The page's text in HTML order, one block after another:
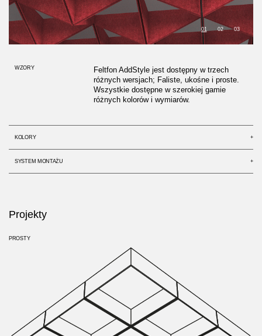
WZORY
Feltfon AddStyle jest dostępny w trzech
różnych wersjach; Faliste, ukośne i proste.
Wszystkie dostępne w szerokiej gamie
różnych kolorów i wymiarów.
KOLORY +
SYSTEM MONTAŻU +
01 02 03
Projekty
PROSTY